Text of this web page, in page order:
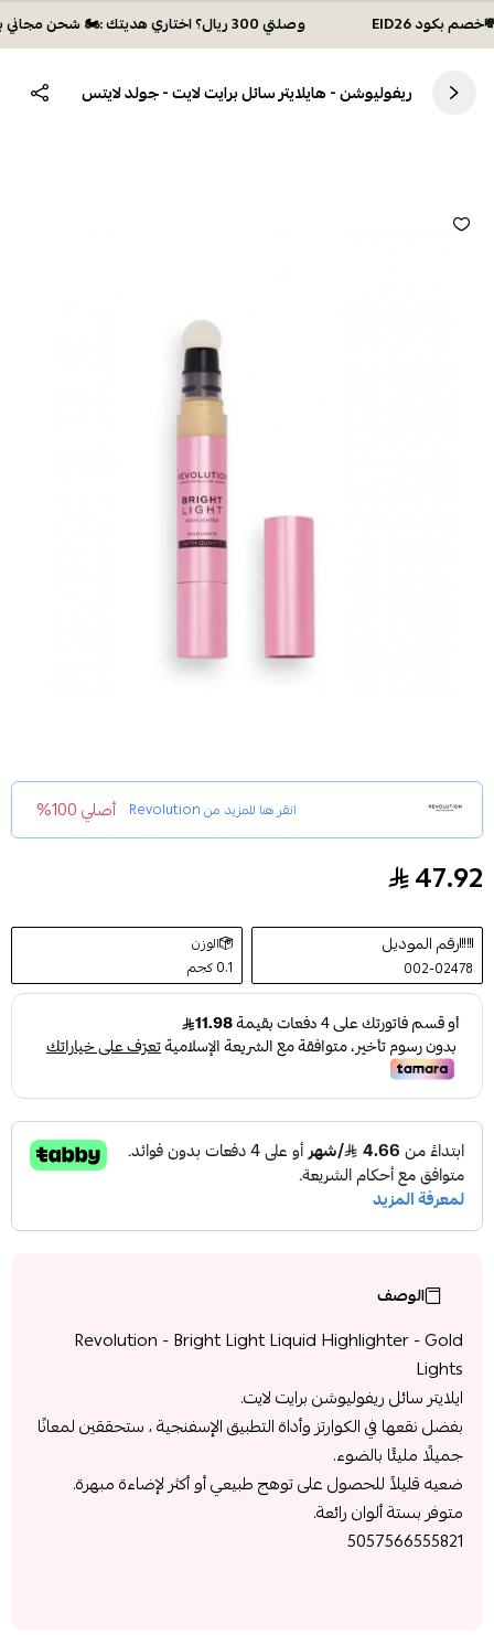
وصلتي 300 ريال؟ اختاري هديتك :🏍 شحن مجاني بكود N28 أو 💸خصم بكود EID26
ريفوليوشن - هايلايتر سائل برايت لايت - جولد لايتس
انقر هنا للمزيد منRevolution أصلي 100%
ريفوليوشن - هايلايتر سائل برايت لايت - جولد لايتس
47.92
رقم الموديل
002-02478
الوزن
0.1 كجم
الوصف
Revolution - Bright Light Liquid Highlighter - Gold
Lights
ايلايتر سائل ريفوليوشن برايت لايت.
بفضل نقعها في الكوارتز وأداة التطبيق الإسفنجية ، ستحققين لمعانًا
جميلًا مليئًا بالضوء.
ضعيه قليلاً للحصول على توهج طبيعي أو أكثر لإضاءة مبهرة.
متوفر بستة ألوان رائعة.
5057566555821